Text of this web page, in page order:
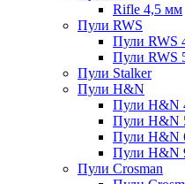
Rifle 4,5 мм
Пули RWS
Пули RWS
Пули RWS
Пули Stalker
Пули H&N
Пули H&N
Пули H&N
Пули H&N
Пули H&N
Пули Crosman